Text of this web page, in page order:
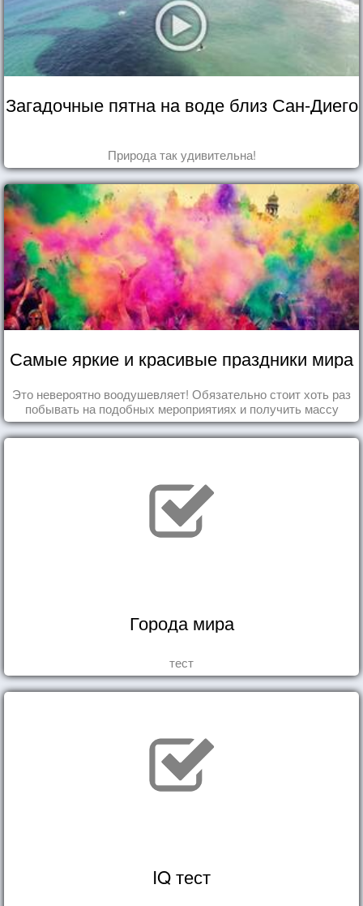
Загадочные пятна на воде близ Сан-Диего
Природа так удивительна!
Самые яркие и красивые праздники мира
Это невероятно воодушевляет! Обязательно стоит хоть раз
побывать на подобных мероприятиях и получить массу
впечатлений!
Города мира
тест
IQ тест